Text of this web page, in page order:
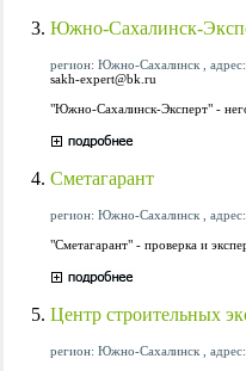
3. Южно-Сахалинск-
регион: Южно-Сахалинск ,
sakh-expert@bk.ru
"Южно-Сахалинск-Эксперт" -
4. Сметагарант
регион: Южно-Сахалинск ,
"Сметагарант" - проверка и
5. Центр строительных
регион: Южно-Сахалинск ,